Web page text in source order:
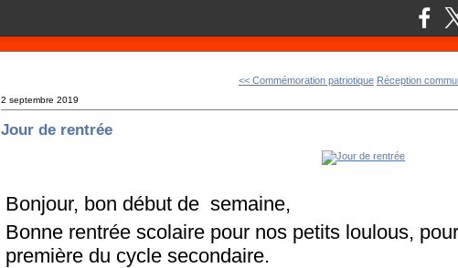
<< Commémoration patriotique Réception
2 septembre 2019
Jour de rentrée
Bonjour, bon début de semaine,
Bonne rentrée scolaire pour nos petits loulous,
première du cycle secondaire.